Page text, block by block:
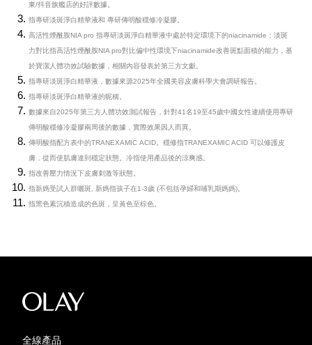
東/抖音旗艦店的好評數據。
指專研淡斑淨白精華液和 專研傳明酸穩修冷凝膠。
高活性煙酰胺NIA pro 指專研淡斑淨白精華液中處於特定環境下的niacinamide；淡斑
力對比指高活性煙酰胺NIA pro對比偏中性環境下niacinamide改善斑點面積的能力，基
於寶潔人體功效試驗數據，相關內容發表於第三方文獻。
指專研淡斑淨白精華液，數據來源2025年全國美容皮膚科學大會調研報告。
指專研淡斑淨白精華液的昵稱。
數據來自2025年第三方人體功效測試報告，針對41名19至45歲中國女性連續使用專研
傳明酸穩修冷凝膠兩周後的數據，實際效果因人而異。
傳明酸指配方表中的TRANEXAMIC ACID。穩修指TRANEXAMIC ACID 可以修護皮
膚，從而使肌膚達到穩定狀態。冷指使用產品後的涼爽感。
指改善壓力情況下皮膚刺激等狀態。
指新媽受試人群曬斑, 新媽指孩子在1-3歲 (不包括孕婦和哺乳期媽媽)。
指黑色素沉積造成的色斑，呈黃色至棕色。
全線產品